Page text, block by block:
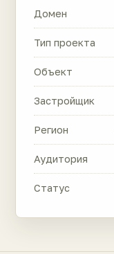
Домен
Тип проекта
Объект
Застройщик
Регион
Аудитория
Статус